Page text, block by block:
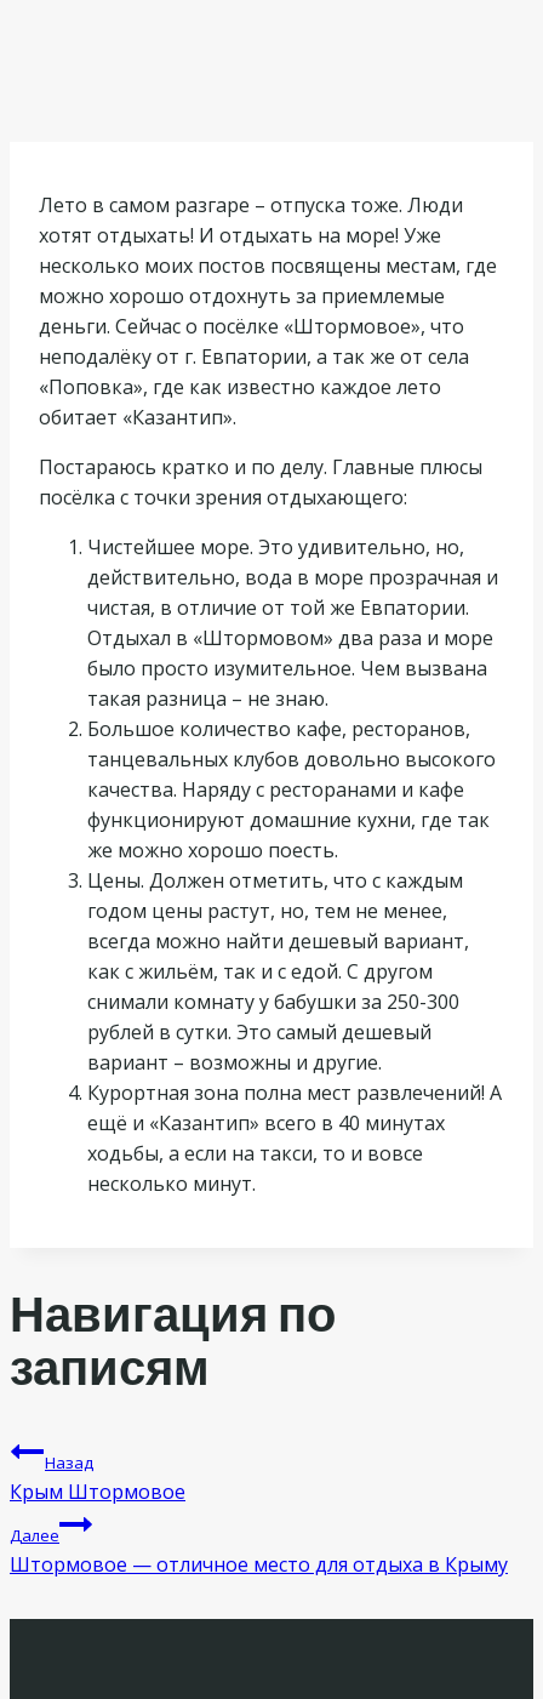
Лето в самом разгаре – отпуска тоже. Люди
хотят отдыхать! И отдыхать на море! Уже
несколько моих постов посвящены местам, где
можно хорошо отдохнуть за приемлемые
деньги. Сейчас о посёлке «Штормовое», что
неподалёку от г. Евпатории, а так же от села
«Поповка», где как известно каждое лето
обитает «Казантип».
Постараюсь кратко и по делу. Главные плюсы
посёлка с точки зрения отдыхающего:
Чистейшее море. Это удивительно, но,
действительно, вода в море прозрачная и
чистая, в отличие от той же Евпатории.
Отдыхал в «Штормовом» два раза и море
было просто изумительное. Чем вызвана
такая разница – не знаю.
Большое количество кафе, ресторанов,
танцевальных клубов довольно высокого
качества. Наряду с ресторанами и кафе
функционируют домашние кухни, где так
же можно хорошо поесть.
Цены. Должен отметить, что с каждым
годом цены растут, но, тем не менее,
всегда можно найти дешевый вариант,
как с жильём, так и с едой. С другом
снимали комнату у бабушки за 250-300
рублей в сутки. Это самый дешевый
вариант – возможны и другие.
Курортная зона полна мест развлечений! А
ещё и «Казантип» всего в 40 минутах
ходьбы, а если на такси, то и вовсе
несколько минут.
Навигация по
записям
Назад
Крым Штормовое
Далее
Штормовое — отличное место для отдыха в Крыму